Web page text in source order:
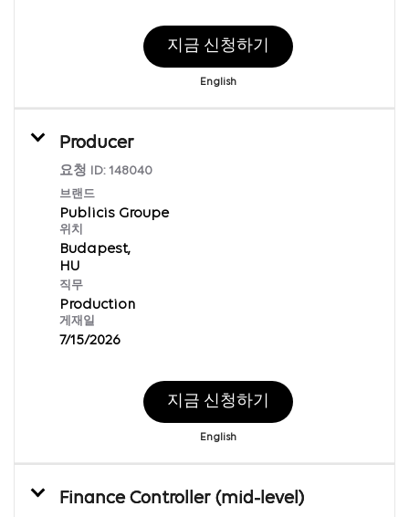
지금 신청하기
English
Producer
요청 ID: 148040
브랜드
Publicis Groupe
위치
Budapest,
직무
Production
게재일
7/15/2026
지금 신청하기
English
Finance Controller (mid-level)